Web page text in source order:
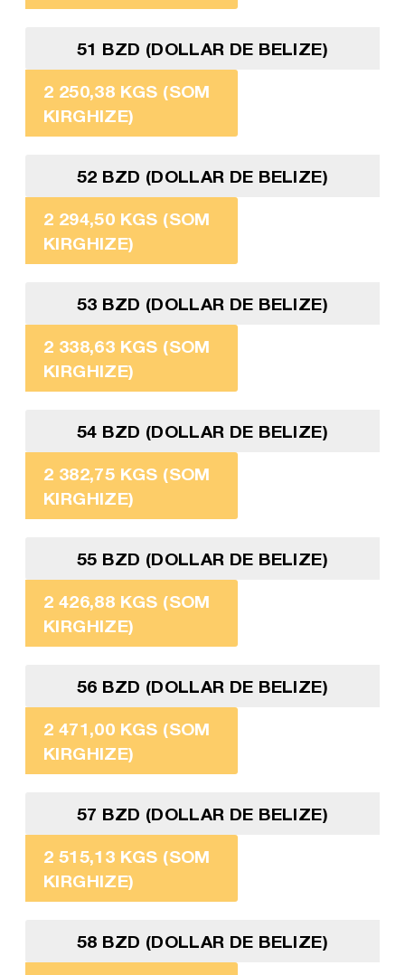
51 BZD (DOLLAR DE BELIZE)
2 250,38 KGS (SOM
KIRGHIZE)
52 BZD (DOLLAR DE BELIZE)
2 294,50 KGS (SOM
KIRGHIZE)
53 BZD (DOLLAR DE BELIZE)
2 338,63 KGS (SOM
KIRGHIZE)
54 BZD (DOLLAR DE BELIZE)
2 382,75 KGS (SOM
KIRGHIZE)
55 BZD (DOLLAR DE BELIZE)
2 426,88 KGS (SOM
KIRGHIZE)
56 BZD (DOLLAR DE BELIZE)
2 471,00 KGS (SOM
KIRGHIZE)
57 BZD (DOLLAR DE BELIZE)
2 515,13 KGS (SOM
KIRGHIZE)
58 BZD (DOLLAR DE BELIZE)